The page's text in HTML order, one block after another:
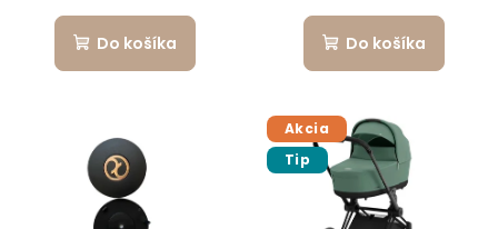
Do košíka Do košíka
Akcia
Tip